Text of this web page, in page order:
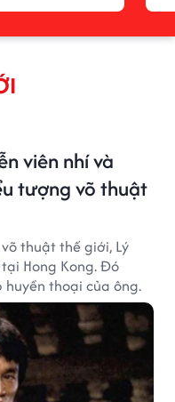
viên nhí và
tượng võ thuật
thuật thế giới, Lý
Hong Kong. Đó
thoại của ông.